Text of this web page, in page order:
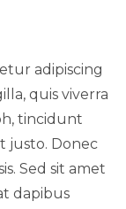
adipiscing
quis viverra
tincidunt
justo. Donec
Sed sit amet
dapibus